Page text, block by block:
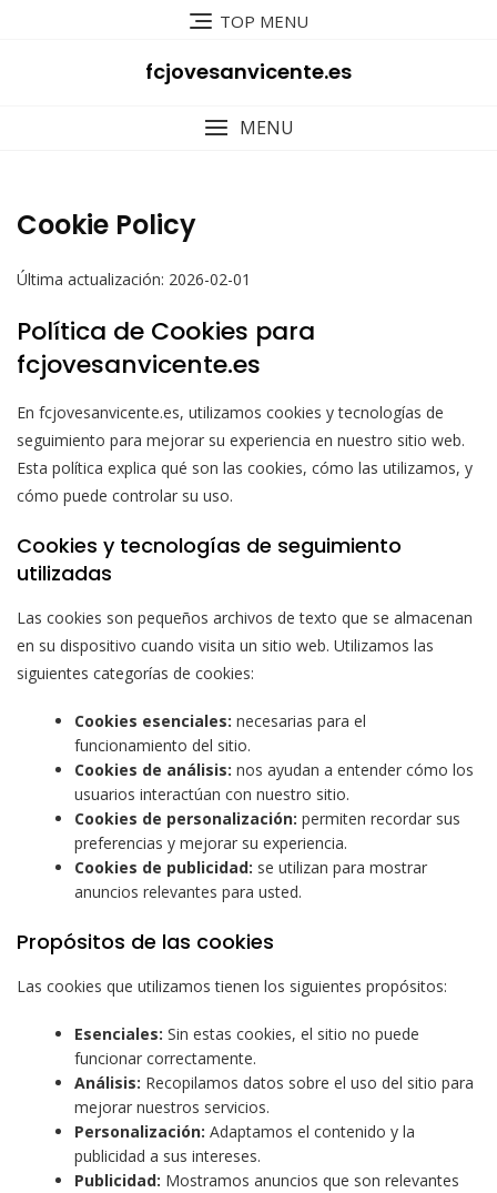
TOP MENU
fcjovesanvicente.es
MENU
Cookie Policy
Última actualización: 2026-02-01
Política de Cookies para
fcjovesanvicente.es
En fcjovesanvicente.es, utilizamos cookies y tecnologías de
seguimiento para mejorar su experiencia en nuestro sitio web.
Esta política explica qué son las cookies, cómo las utilizamos, y
cómo puede controlar su uso.
Cookies y tecnologías de seguimiento
utilizadas
Las cookies son pequeños archivos de texto que se almacenan
en su dispositivo cuando visita un sitio web. Utilizamos las
siguientes categorías de cookies:
Cookies esenciales: necesarias para el
funcionamiento del sitio.
Cookies de análisis: nos ayudan a entender cómo los
usuarios interactúan con nuestro sitio.
Cookies de personalización: permiten recordar sus
preferencias y mejorar su experiencia.
Cookies de publicidad: se utilizan para mostrar
anuncios relevantes para usted.
Propósitos de las cookies
Las cookies que utilizamos tienen los siguientes propósitos:
Esenciales: Sin estas cookies, el sitio no puede
funcionar correctamente.
Análisis: Recopilamos datos sobre el uso del sitio para
mejorar nuestros servicios.
Personalización: Adaptamos el contenido y la
publicidad a sus intereses.
Publicidad: Mostramos anuncios que son relevantes